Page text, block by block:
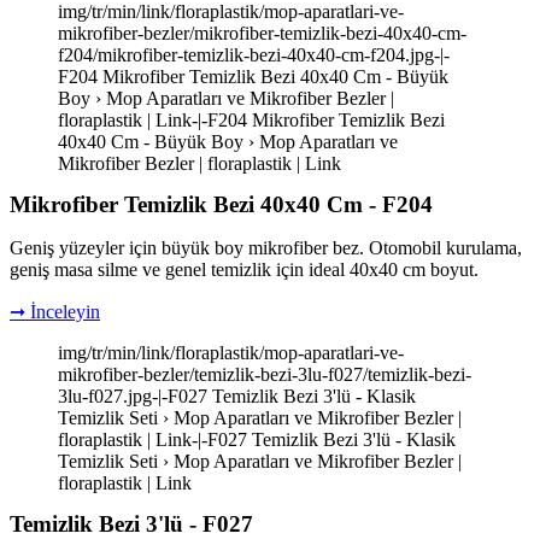
img/tr/min/link/floraplastik/mop-aparatlari-ve-
mikrofiber-bezler/mikrofiber-temizlik-bezi-40x40-cm-
f204/mikrofiber-temizlik-bezi-40x40-cm-f204.jpg-|-
F204 Mikrofiber Temizlik Bezi 40x40 Cm - Büyük
Boy › Mop Aparatları ve Mikrofiber Bezler |
floraplastik | Link-|-F204 Mikrofiber Temizlik Bezi
40x40 Cm - Büyük Boy › Mop Aparatları ve
Mikrofiber Bezler | floraplastik | Link
Mikrofiber Temizlik Bezi 40x40 Cm - F204
Geniş yüzeyler için büyük boy mikrofiber bez. Otomobil kurulama,
geniş masa silme ve genel temizlik için ideal 40x40 cm boyut.
➞ İnceleyin
img/tr/min/link/floraplastik/mop-aparatlari-ve-
mikrofiber-bezler/temizlik-bezi-3lu-f027/temizlik-bezi-
3lu-f027.jpg-|-F027 Temizlik Bezi 3'lü - Klasik
Temizlik Seti › Mop Aparatları ve Mikrofiber Bezler |
floraplastik | Link-|-F027 Temizlik Bezi 3'lü - Klasik
Temizlik Seti › Mop Aparatları ve Mikrofiber Bezler |
floraplastik | Link
Temizlik Bezi 3'lü - F027